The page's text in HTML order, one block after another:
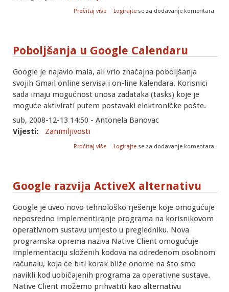
Pročitaj više o Adobe Connect
Logirajte se za dodavanje komentara
Poboljšanja u Google Calendaru
Google je najavio mala, ali vrlo značajna poboljšanja
svojih Gmail online servisa i on-line kalendara. Korisnici
sada imaju mogućnost unosa zadataka (tasks) koje je
moguće aktivirati putem postavaki elektroničke pošte.
sub, 2008-12-13 14:50 - Antonela Banovac
Vijesti:
Zanimljivosti
Pročitaj više o Poboljšanja u Google Calendaru
Logirajte se za dodavanje komentara
Google razvija ActiveX alternativu
Google je uveo novo tehnološko rješenje koje omogućuje
neposredno implementiranje programa na korisnikovom
operativnom sustavu umjesto u pregledniku. Nova
programska oprema naziva Native Client omogućuje
implementaciju složenih kodova na određenom osobnom
računalu, koja će biti korak bliže onome na što smo
navikli kod uobičajenih programa za operativne sustave.
Native Client možemo prihvatiti kao alternativu